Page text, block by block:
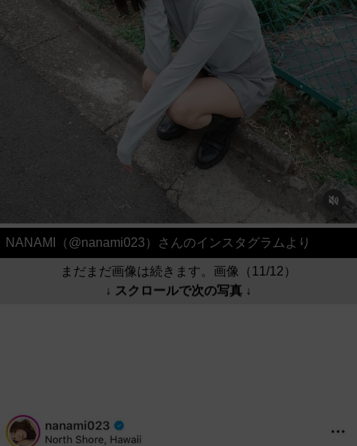
NANAMI（@nanami023）さんのインスタグラムより
まだまだ画像は続きます。画像（11/12）
↓ スクロールで次の写真 ↓